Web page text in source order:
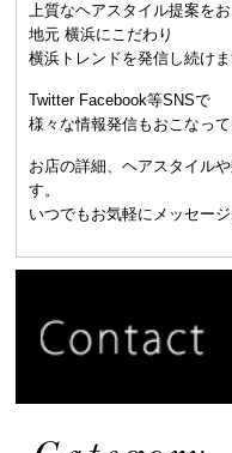
上質なヘアスタイル提案をお
地元 横浜にこだわり
横浜トレンドを発信し続けま
Twitter Facebook等SNSで
様々な情報発信もおこなって
お店の詳細、ヘアスタイル
す。
いつでもお気軽にメッセー